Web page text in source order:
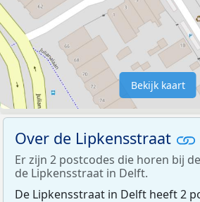
Bekijk kaart
Over de Lipkensstraat
Er zijn 2 postcodes die horen bij
de Lipkensstraat in Delft.
De Lipkensstraat in Delft heeft 2